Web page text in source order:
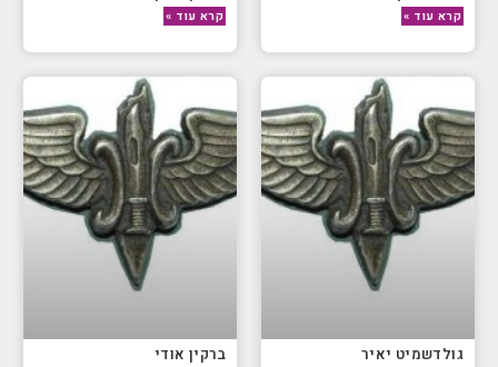
קרא עוד » קרא עוד »
גולדשמיט יאיר ברקין אודי